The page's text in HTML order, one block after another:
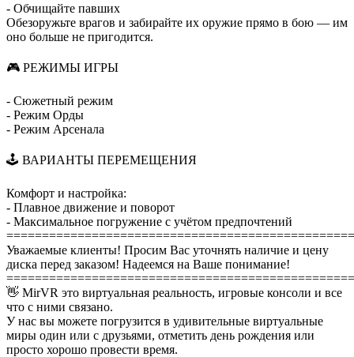
- Обчищайте павших
Обезоружьте врагов и забирайте их оружие прямо в бою — им
оно больше не пригодится.
🎮 РЕЖИМЫ ИГРЫ
- Сюжетный режим
- Режим Орды
- Режим Арсенала
🕹️ ВАРИАНТЫ ПЕРЕМЕЩЕНИЯ
Комфорт и настройка:
- Плавное движение и поворот
- Максимальное погружение с учётом предпочтений
Уважаемые клиенты! Просим Вас уточнять наличие и цену
диска перед заказом! Надеемся на Ваше понимание!
👋 MirVR это виртуальная реальность, игровые консоли и все
что с ними связано.
У нас вы можете погрузится в удивительные виртуальные
миры один или с друзьями, отметить день рождения или
просто хорошо провести время.